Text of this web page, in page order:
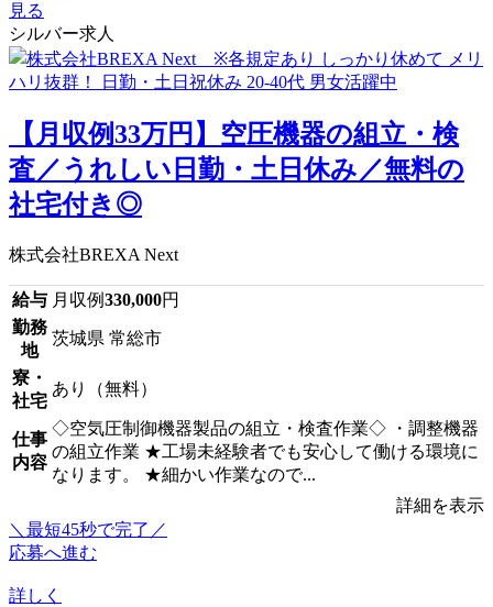
見る
シルバー求人
【月収例33万円】空圧機器の組立・検
査／うれしい日勤・土日休み／無料の
社宅付き◎
株式会社BREXA Next
給与 月収例330,000円
勤務
地
茨城県 常総市
寮・
社宅
あり（無料）
仕事
内容
◇空気圧制御機器製品の組立・検査作業◇ ・調整機器
の組立作業 ★工場未経験者でも安心して働ける環境に
なります。 ★細かい作業なので...
詳細を表示
＼最短45秒で完了／
応募へ進む
詳しく